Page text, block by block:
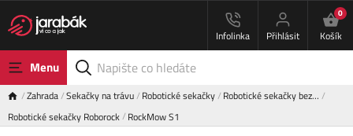
Infolinka Přihlásit
0
Košík
Menu
Zahrada Sekačky na trávu Robotické sekačky Robotické sekačky bez…
Robotické sekačky Roborock RockMow S1